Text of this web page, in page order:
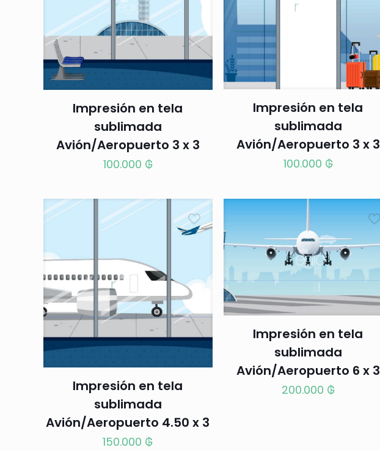
Impresión en tela
sublimada
Avión/Aeropuerto 3 x 3
100.000 ₲
Impresión en tela
sublimada
Avión/Aeropuerto 3 x 3
100.000 ₲
Impresión en tela
sublimada
Avión/Aeropuerto 4.50 x 3
150.000 ₲
Impresión en tela
sublimada
Avión/Aeropuerto 6 x 3
200.000 ₲